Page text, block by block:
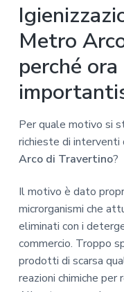
Metro
perché
Per quale motivo si
richieste di interventi
Arco di Travertino?
Il motivo è dato
microrganismi che
eliminati con i
commercio. Troppo
prodotti di scarsa
reazioni chimiche